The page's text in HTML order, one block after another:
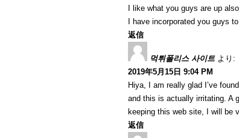
I like what you guys are up
I have incorporated you guys
返信
먹튀폴리스 사이트 より:
2019年5月15日 9:04 PM
Hiya, I am really glad I’ve
and this is actually irritating. A
keeping this web site, I will be
返信